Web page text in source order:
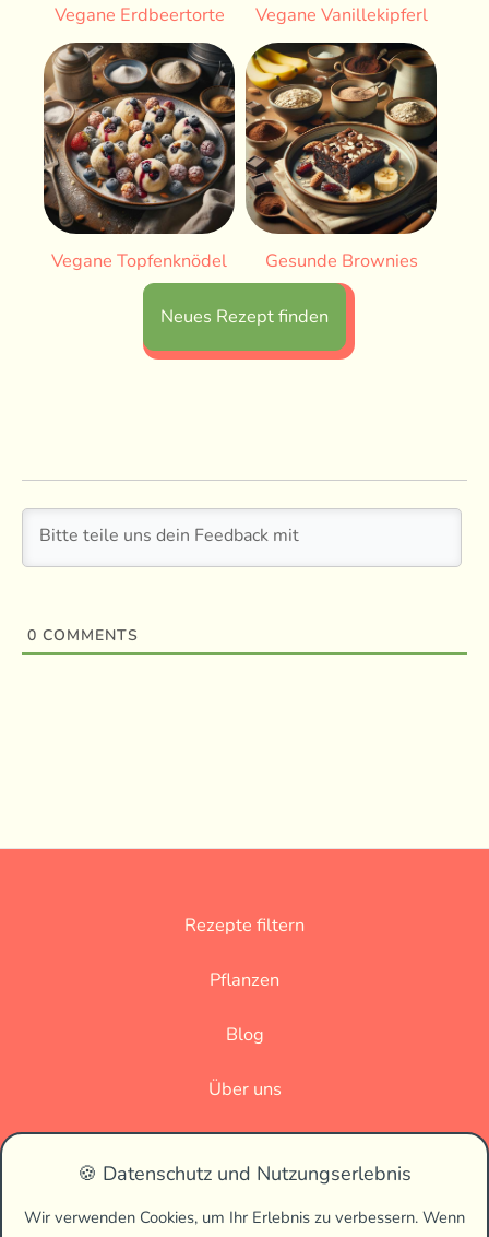
🍪 Datenschutz und Nutzungserlebnis
Wir verwenden Cookies, um Ihr Erlebnis zu verbessern. Wenn
Vegane Erdbeertorte Vegane Vanillekipferl
Vegane Topfenknödel Gesunde Brownies
Neues Rezept finden
0 COMMENTS
Rezepte filtern
Pflanzen
Blog
Über uns